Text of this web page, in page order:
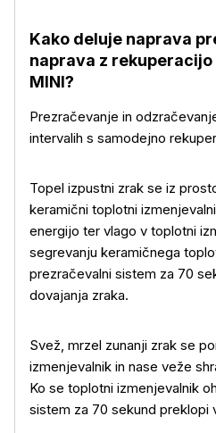
Več o izdelku
Kako deluje naprava
naprava z rekuperacijo
MINI?
Prezračevanje in
intervalih s samodejno
Topel izpustni zrak se iz
keramični toplotni
energijo ter vlago v toplotni
segrevanju keramičnega
prezračevalni sistem za 70
dovajanja zraka.
Svež, mrzel zunanji zrak se
izmenjevalnik in nase veže
Ko se toplotni izmenjevalnik
sistem za 70 sekund preklopi